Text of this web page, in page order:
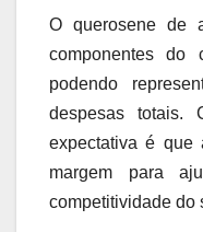
O querosene de
componentes do
podendo
despesas totais.
expectativa é que
margem para
competitividade do